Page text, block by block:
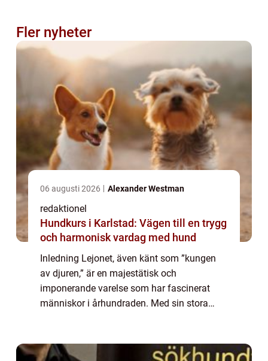
Fler nyheter
06 augusti 2026 Alexander Westman
redaktionel
Hundkurs i Karlstad: Vägen till en trygg
och harmonisk vardag med hund
Inledning Lejonet, även känt som ”kungen
av djuren,” är en majestätisk och
imponerande varelse som har fascinerat
människor i århundraden. Med sin stora
och e...